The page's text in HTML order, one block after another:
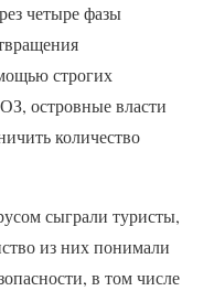
четыре фазы
строгих
островные власти
количество
сыграли туристы,
из них понимали
в том числе